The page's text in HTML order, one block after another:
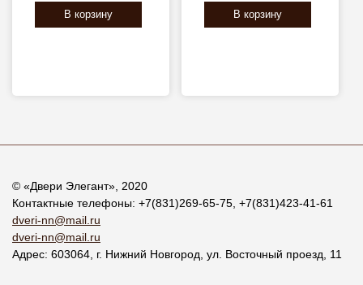
В корзину В корзину
© «Двери Элегант», 2020
Контактные телефоны: +7(831)269-65-75 +7(831)423-41-61
dveri-nn@mail.ru
dveri-nn@mail.ru
Адрес: 603064 , г. Нижний Новгород ул. Восточный проезд, 11